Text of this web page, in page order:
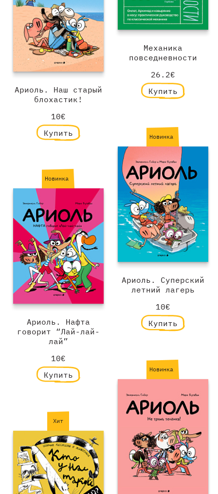
Механика
повседневности
26.2€
Купить
Ариоль. Наш старый
блохастик!
10€
Купить
Новинка
Ариоль. Суперский
летний лагерь
10€
Купить
Новинка
Ариоль. Нафта
говорит “Лай-лай-
лай”
10€
Купить
Новинка
Хит